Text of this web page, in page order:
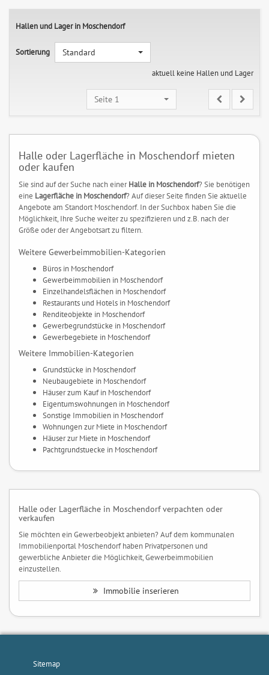
Hallen und Lager in Moschendorf
Sortierung
Standard
aktuell keine Hallen und Lager
Seite 1
Halle oder Lagerfläche in Moschendorf mieten
oder kaufen
Sie sind auf der Suche nach einerHalle in Moschendorf? Sie benötigen
eine Lagerfläche in Moschendorf? Auf dieser Seite finden Sie aktuelle
Angebote am Standort Moschendorf. In der Suchbox haben Sie die
Möglichkeit, Ihre Suche weiter zu spezifizieren und z.B. nach der
Größe oder der Angebotsart zu filtern.
Weitere Gewerbeimmobilien-Kategorien
Büros in Moschendorf
Gewerbeimmobilien in Moschendorf
Einzelhandelsflächen in Moschendorf
Restaurants und Hotels in Moschendorf
Renditeobjekte in Moschendorf
Gewerbegrundstücke in Moschendorf
Gewerbegebiete in Moschendorf
Weitere Immobilien-Kategorien
Grundstücke in Moschendorf
Neubaugebiete in Moschendorf
Häuser zum Kauf in Moschendorf
Eigentumswohnungen in Moschendorf
Sonstige Immobilien in Moschendorf
Wohnungen zur Miete in Moschendorf
Häuser zur Miete in Moschendorf
Pachtgrundstuecke in Moschendorf
Halle oder Lagerfläche in Moschendorf verpachten oder
verkaufen
Sie möchten ein Gewerbeobjekt anbieten? Auf dem kommunalen
Immobilienportal Moschendorf haben Privatpersonen und
gewerbliche Anbieter die Möglichkeit, Gewerbeimmobilien
einzustellen.
Immobilie inserieren
Sitemap